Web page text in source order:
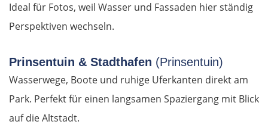
Ideal für Fotos, weil Wasser und Fassaden hier ständig
Perspektiven wechseln.
Prinsentuin & Stadthafen (Prinsentuin)
Wasserwege, Boote und ruhige Uferkanten direkt am
Park. Perfekt für einen langsamen Spaziergang mit Blick
auf die Altstadt.
Schumen
Warna
Nessebar
Burgas